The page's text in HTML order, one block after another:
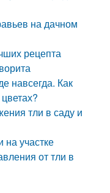
на дачном
рецепта
навсегда. Как
тли в саду и
на участке
от тли в